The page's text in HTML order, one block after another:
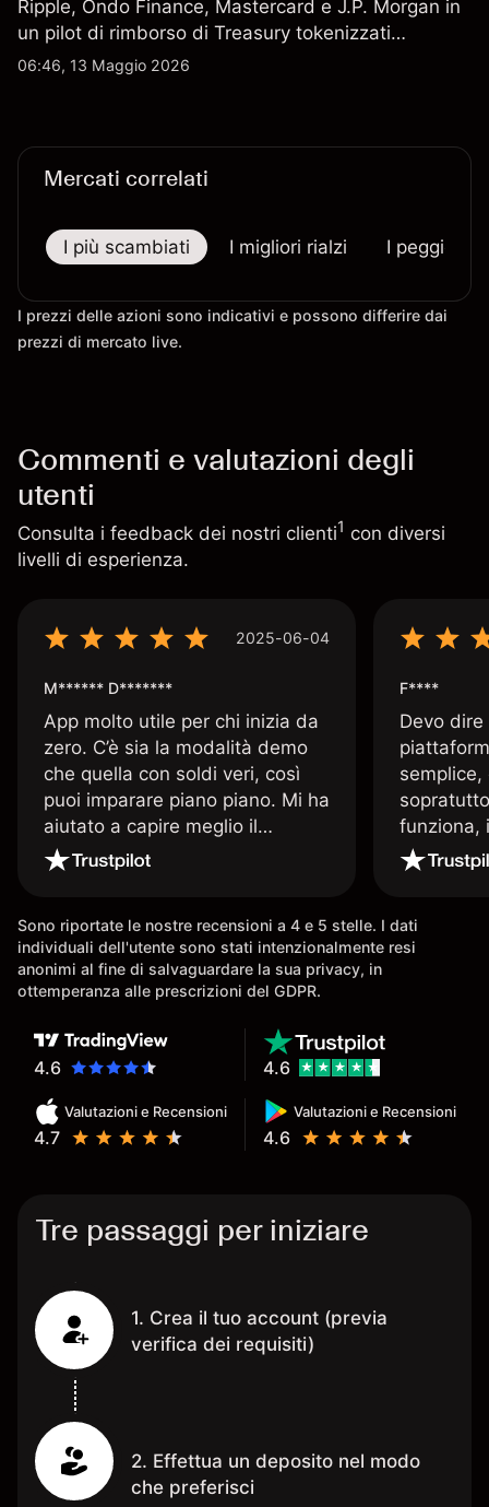
Ripple, Ondo Finance, Mastercard e J.P. Morgan in
un pilot di rimborso di Treasury tokenizzati
statunitensi il 5 maggio 2026. Le performance
06:46, 13 Maggio 2026
Mercati correlati
I più scambiati I migliori rialzi I peggiori
I prezzi delle azioni sono indicativi e possono differire dai
prezzi di mercato live.
Commenti e valutazioni degli
utenti
Consulta i feedback dei nostri clienti1 con diversi
livelli di esperienza.
2025-06-04
M****** D*******
App molto utile per chi inizia da
zero. C’è sia la modalità demo
che quella con soldi veri, così
puoi imparare piano piano. Mi ha
aiutato a capire meglio il
trading. La consiglio a chi parte
senza esperienza.
F****
Devo
funziona,
Davide e'
spiega
Sono riportate le nostre recensioni a 4 e 5 stelle. I dati
individuali dell'utente sono stati intenzionalmente resi
anonimi al fine di salvaguardare la sua privacy, in
ottemperanza alle prescrizioni del GDPR.
4.6
Valutazioni e Recensioni
4.7
Valutazioni e Recensioni
4.6
4.6
Tre passaggi per iniziare
1. Crea il tuo account (previa
verifica dei requisiti)
2. Effettua un deposito nel modo
che preferisci